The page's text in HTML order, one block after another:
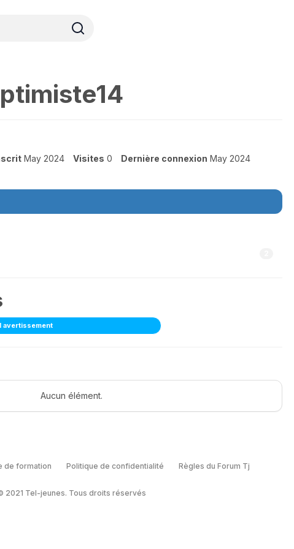
May 2024 Visites 0 Dernière connexion May 2024
avertissement
Aucun élément.
de formation Politique de confidentialité Règles du Forum Tj
2021 Tel-jeunes. Tous droits réservés